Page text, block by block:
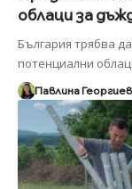
облаци за
България трябва
потенциални
Павлина